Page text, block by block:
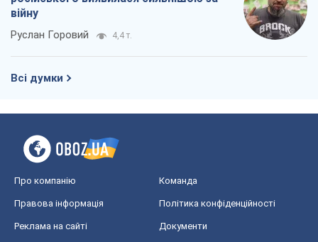
війну
Руслан Горовий 4,4 т.
Всі думки
Про компанію Команда
Правова інформація Політика конфіденційності
Реклама на сайті Документи